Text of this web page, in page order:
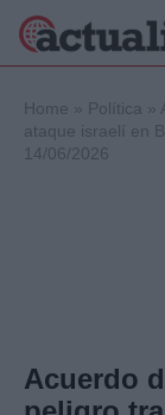
Home » Política »
ataque israelí en
14/06/2026
Acuerdo